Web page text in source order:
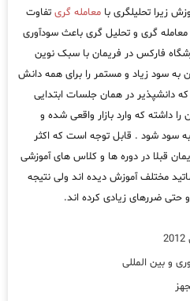
زیرا تحلیلگری با معامله گری تفاوت
گری و تحلیل گری باعث سودآوری
فارکس در فریمان با سبک نوین
به سود زیاد و مستمر را برای همه دانش
دانشپذیر در همان جلسات ابتدایی
داشته که وارد بازار واقعی شده و
سود شود . قابل توجه است که اکثر
قبلا در دوره ها و کلاس های آموزشی
مختلف آموزش دیده اند ولی نتیجه
ضررهای زیادی کرده اند.
و بین المللی